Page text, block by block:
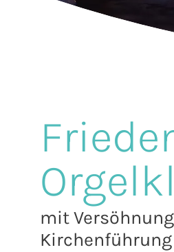
mit
Kirchenführung